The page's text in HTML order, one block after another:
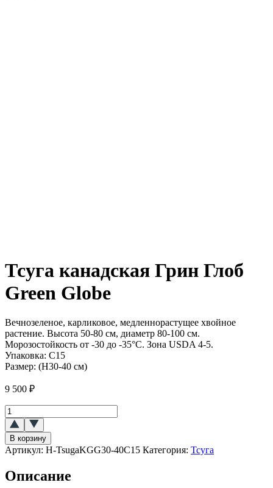
Тсуга канадская Грин Глоб
Green Globe
Вечнозеленое, карликовое, медленнорастущее хвойное
растение. Высота 50-80 см, диаметр 80-100 см.
Морозостойкость от -30 до -35°C. Зона USDA 4-5.
Упаковка: С15
Размер: (H30-40 см)
9 500 ₽
Количество
товара
Тсуга
канадская
Грин
(Green
В корзину
Артикул: H-TsugaKGG30-40C15 Категория: Тсуга
Описание